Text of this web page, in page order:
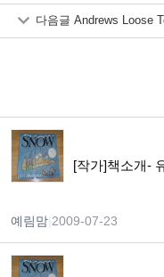
다음글 Andrews Loose
[작가]책소개-
예림맘 2009-07-23